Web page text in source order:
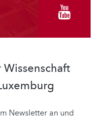
Newsletter an und